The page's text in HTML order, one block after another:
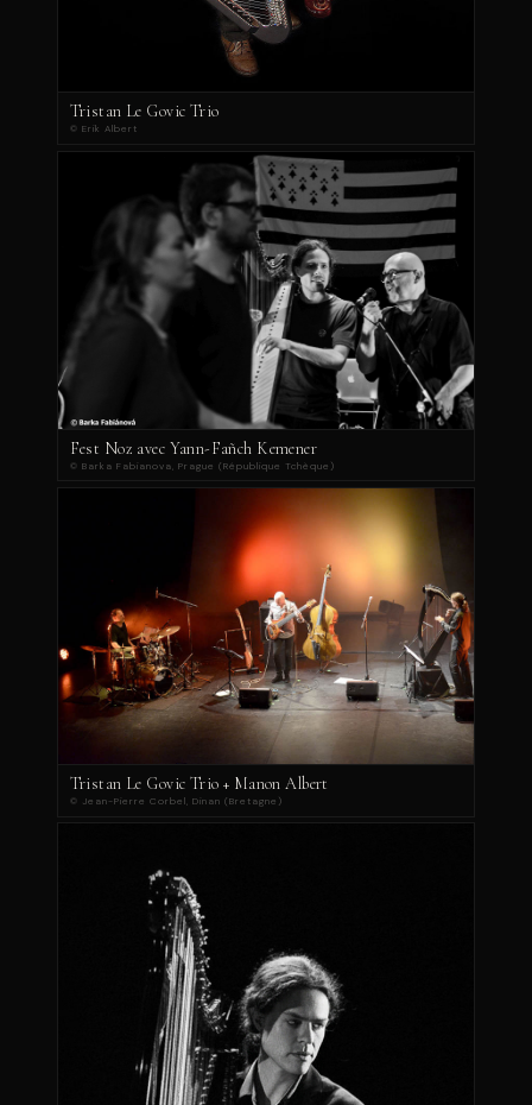
Tristan Le Govic Trio
© Erik Albert
Fest Noz avec Yann-Fañch Kemener
© Barka Fabianova, Prague (République Tchèque)
Tristan Le Govic Trio + Manon Albert
© Jean-Pierre Corbel, Dinan (Bretagne)